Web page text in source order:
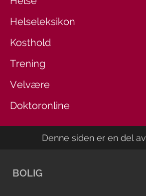
Helseleksikon
Kosthold
Trening
Velvære
Doktoronline
Denne siden er en del av
BOLIG